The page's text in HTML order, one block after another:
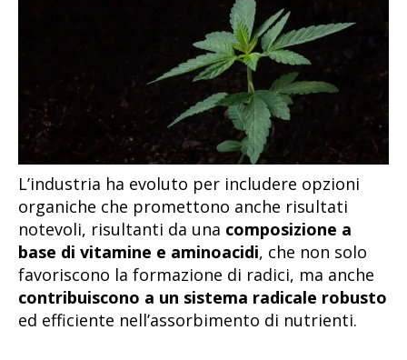
L’industria ha evoluto per includere opzioni
organiche che promettono anche risultati
notevoli, risultanti da una composizione a
base di vitamine e aminoacidi, che non solo
favoriscono la formazione di radici, ma anche
contribuiscono a un sistema radicale robusto
ed efficiente nell’assorbimento di nutrienti.